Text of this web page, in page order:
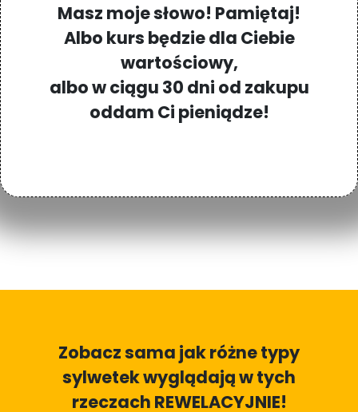
Masz moje słowo! Pamiętaj!
Albo kurs będzie dla Ciebie
wartościowy,
albo w ciągu 30 dni od zakupu
oddam Ci pieniądze!
Zobacz sama jak różne typy
sylwetek wyglądają w tych
rzeczach REWELACYJNIE!